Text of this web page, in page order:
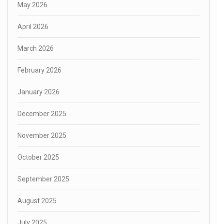
May 2026
April 2026
March 2026
February 2026
January 2026
December 2025
November 2025
October 2025
September 2025
August 2025
July 2025